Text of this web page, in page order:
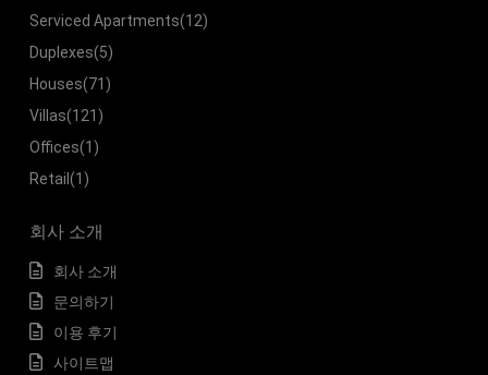
Serviced Apartments(12)
Duplexes(5)
Houses(71)
Villas(121)
Offices(1)
Retail (1)
회사 소개
회사 소개
문의하기
이용 후기
사이트맵